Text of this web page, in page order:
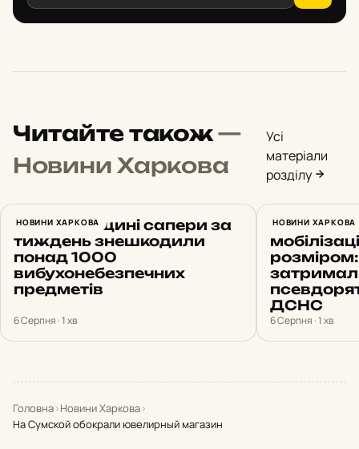
Читайте також—
Новини Харкова
Усі
матеріали
розділу
НОВИНИ ХАРКОВА
На Харківщині сапери за
тиждень знешкодили
понад 1000
вибухонебезпечних
предметів
6 Серпня · 1 хв
НОВИНИ ХАРКОВА
Обіцяв
розміром:
ДСНС
6 Серпня · 1 хв
Головна›Новини Харкова›
На Сумской обокрали ювелирный магазин